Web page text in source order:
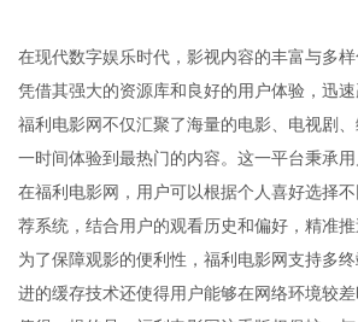
在现代数字娱乐时代，影视内容的丰富与多
凭借其强大的资源库和良好的用户体验，迅
福利电影网不仅汇聚了海量的电影、电视剧
一时间体验到最热门的内容。这一平台秉承
在福利电影网，用户可以根据个人喜好选择
荐系统，结合用户的观看历史和偏好，精准
为了保障观影的便利性，福利电影网支持多
进的缓存技术还使得用户能够在网络环境较